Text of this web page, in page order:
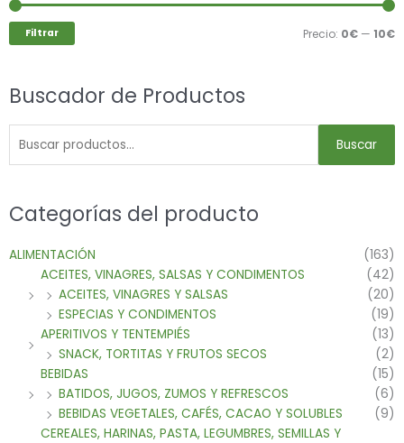
Filtrar Precio: 0€ — 10€
Buscador de Productos
Buscar
Categorías del producto
ALIMENTACIÓN
(163)
ACEITES, VINAGRES, SALSAS Y CONDIMENTOS
(42)
ACEITES, VINAGRES Y SALSAS
(20)
ESPECIAS Y CONDIMENTOS
(19)
APERITIVOS Y TENTEMPIÉS
(13)
SNACK, TORTITAS Y FRUTOS SECOS
(2)
BEBIDAS
(15)
BATIDOS, JUGOS, ZUMOS Y REFRESCOS
(6)
BEBIDAS VEGETALES, CAFÉS, CACAO Y SOLUBLES
(9)
CEREALES, HARINAS, PASTA, LEGUMBRES, SEMILLAS Y